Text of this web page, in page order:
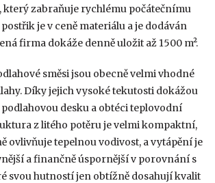
který zabraňuje rychlému počátečnímu
je v ceně materiálu a je dodáván
firma dokáže denně uložit až 1500 m².
směsi jsou obecně velmi vhodné
Díky jejich vysoké tekutosti dokážou
desku a obtéci teplovodní
z litého potěru je velmi kompaktní,
ovlivňuje tepelnou vodivost, a vytápění je
a finančně úspornější v porovnání s
svou hutností jen obtížně dosahují kvalit